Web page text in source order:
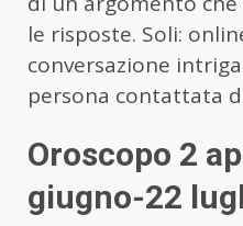
le risposte. Soli:
conversazione
persona contattata
Oroscopo 2
giugno-22